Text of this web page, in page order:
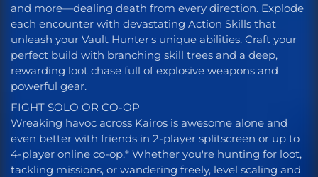
and more—dealing death from every direction. Explode
each encounter with devastating Action Skills that
unleash your Vault Hunter's unique abilities. Craft your
perfect build with branching skill trees and a deep,
rewarding loot chase full of explosive weapons and
powerful gear.
FIGHT SOLO OR CO-OP
Wreaking havoc across Kairos is awesome alone and
even better with friends in 2-player splitscreen or up to
4-player online co-op.* Whether you're hunting for loot,
tackling missions, or wandering freely, level scaling and